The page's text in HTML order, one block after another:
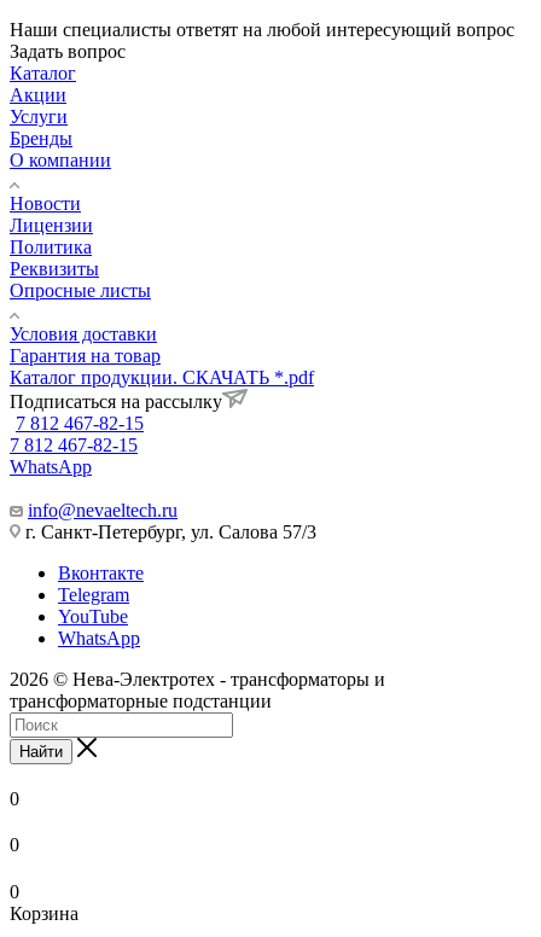
Наши специалисты ответят на любой интересующий вопрос
Задать вопрос
Каталог
Акции
Услуги
Бренды
О компании
Новости
Лицензии
Политика
Реквизиты
Опросные листы
Условия доставки
Гарантия на товар
Каталог продукции. СКАЧАТЬ *.pdf
Подписаться на рассылку
7 812 467-82-15
7 812 467-82-15
WhatsApp
info@nevaeltech.ru
г. Санкт-Петербург, ул. Салова 57/3
Вконтакте
Telegram
YouTube
WhatsApp
2026 © Нева-Электротех - трансформаторы и
трансформаторные подстанции
Найти
0
0
0
Корзина